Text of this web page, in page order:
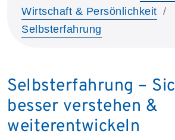
Wirtschaft & Persönlichkeit
Selbsterfahrung
Selbsterfahrung –
besser verstehen &
weiterentwickeln